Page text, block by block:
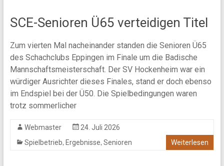
SCE-Senioren Ü65 verteidigen Titel
Zum vierten Mal nacheinander standen die Senioren Ü65
des Schachclubs Eppingen im Finale um die Badische
Mannschaftsmeisterschaft. Der SV Hockenheim war ein
würdiger Ausrichter dieses Finales, stand er doch ebenso
im Endspiel bei der Ü50. Die Spielbedingungen waren
trotz sommerlicher
Webmaster
24. Juli 2026
Spielbetrieb, Ergebnisse, Senioren Weiterlesen